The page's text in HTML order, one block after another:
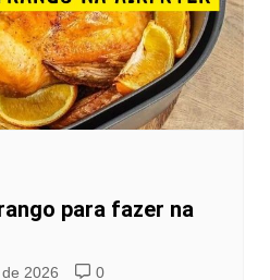
para fazer na
2026 0